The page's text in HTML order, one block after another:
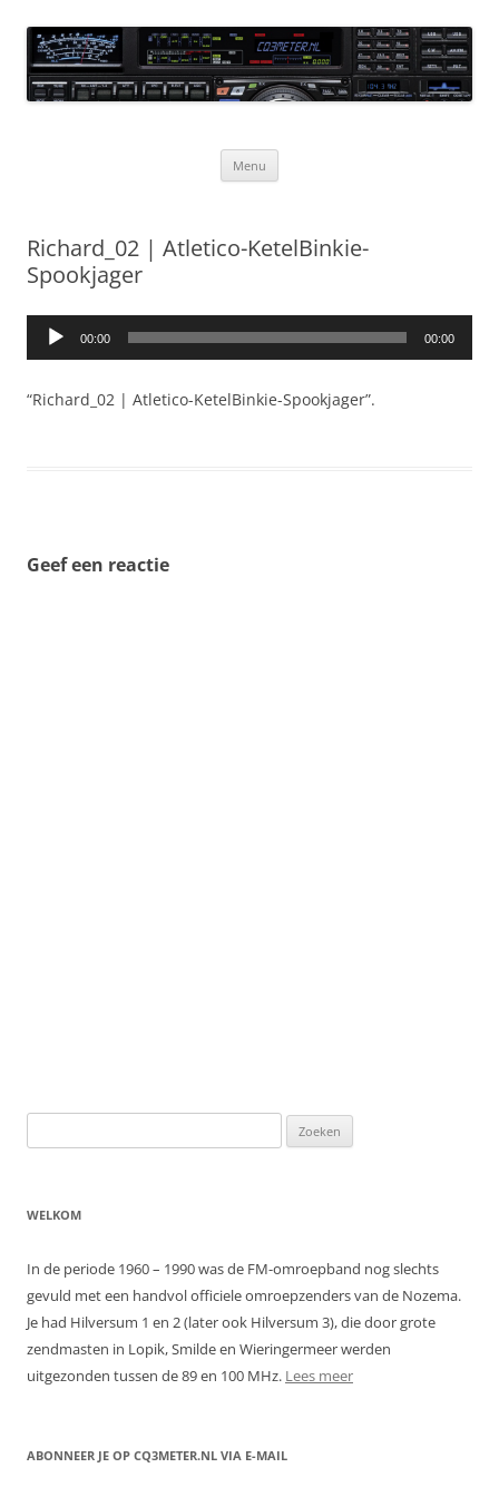
naar
de
inhoud CQ3meter
Website door en voor radio-amateurs
Menu
Richard_02 | Atletico-KetelBinkie-
Spookjager
Audiospeler
00:00 00:00
“Richard_02 | Atletico-KetelBinkie-Spookjager”.
Geef een reactie
naar:
WELKOM
In de periode 1960 – 1990 was de FM-omroepband nog slechts
gevuld met een handvol officiele omroepzenders van de Nozema.
Je had Hilversum 1 en 2 (later ook Hilversum 3), die door grote
zendmasten in Lopik, Smilde en Wieringermeer werden
uitgezonden tussen de 89 en 100 MHz. Lees meer
ABONNEER JE OP CQ3METER.NL VIA E-MAIL